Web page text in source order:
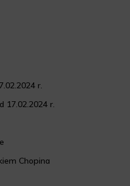
r.
17.02.2024 r.
Chopina